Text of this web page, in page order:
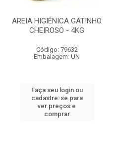
AREIA HIGIÊNICA GATINHO
CHEIROSO - 4KG
Código: 79632
Embalagem: UN
Faça seu login ou
cadastre-se para
ver preços e
comprar